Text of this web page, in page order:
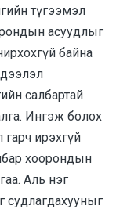
түгээмэл
асуудлыг
байна
салбартай
Ингэж болох
ирэхгүй
хоорондын
Аль нэг
судлагдахууныг